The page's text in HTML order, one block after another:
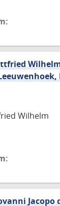
Wilhelm
Jacopo